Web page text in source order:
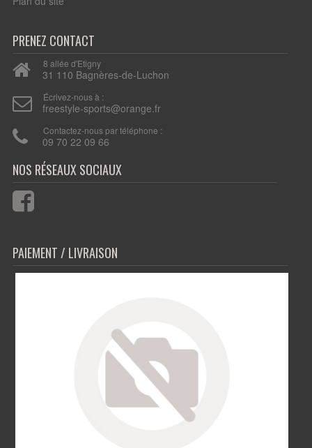
PRENEZ CONTACT
8 allée d'Etigny
31 110 Bagnères-de-Luchon
Écrivez-nous à :
freestyle-sports@orange.fr
Contactez-nous par téléphone :
09 70 22 09 66
PAIEMENT / LIVRAISON